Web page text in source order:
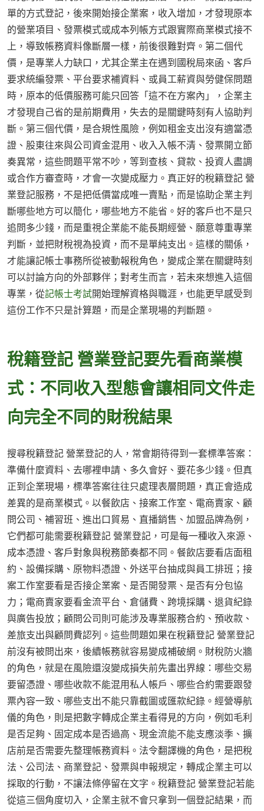
單的方式登記，後來開始接企業案，收入增加，才發現原本
的營業項目、發票模式或成本列帳方式跟實際商業模式接不
上，導致帳務資料像斷層一樣，前後很難對齊。第二個代
價，是專業人力缺口，尤其企業主在遇到國稅局來函、客戶
要求統編發票、平台要求補資料、或員工薪資與勞健保問題
時，原本的低價服務可能只回答「這不在方案內」，企業主
才發現自己省的是前期費用，失去的是關鍵時刻有人協助判
斷。第三個代價，是合規性風險，例如租金支出沒有適當憑
證、股東往來與公司資金混用、收入入帳不清、發票開立節
奏異常，這些問題平常不吵，等到查核、貸款、投資人盡調
或合作方審查時，才會一次變成壓力。真正好的稅籍登記 營
業登記服務，不是把低價當成唯一賣點，而是協助企業主判
斷哪些地方可以簡化，哪些地方不能省。好的客戶也不是只
追問多少錢，而是重視企業能不能長期經營、願意尊重專業
判斷，並把財稅視為投資，而不是單純支出。這樣的關係，
才能讓記帳士事務所從被動報稅角色，變成企業在關鍵時刻
可以討論方向的外部夥伴；對考生而言，若未來想進入這個
專業，從記帳士考試開始理解資格與職涯，也能更早感受到
這份工作不只是計算題，而是企業現場的判斷題。
稅籍登記 營業登記要先看商業模
式：不同收入型態會讓相同文件走
向完全不同的財稅結果
搜尋稅籍登記 營業登記的人，常會期待得到一套標準答案：
準備什麼資料、去哪裡申請、多久會好、要花多少錢。但真
正到企業現場，標準答案往往只處理表層問題，真正會造成
差異的是商業模式。以餐飲店、接案工作室、電商賣家、顧
問公司、補習班、進出口貿易、直播銷售、加盟品牌為例，
它們都可能需要稅籍登記 營業登記，可是每一種收入來源、
成本憑證、客戶對象與稅務節奏都不同。餐飲店要看店面租
約、設備採購、原物料憑證、外送平台抽成與員工排班；接
案工作室要看是否接企業案、是否開發票、是否有分包協
力；電商賣家要看金流平台、倉儲費、跨境採購、退貨紀錄
與廣告投放；顧問公司則可能涉及專業服務合約、預收款、
差旅支出與顧問費認列。這些問題如果在稅籍登記 營業登記
前沒有被問出來，後續帳務就容易變成補破網。財稅防火牆
的角色，就是在風險還沒變成損失前先畫出界線：哪些交易
要留憑證、哪些收款不能混用私人帳戶、哪些合約需要跟發
票內容一致、哪些支出不能只靠截圖或匯款紀錄。經營導航
儀的角色，則是把數字轉成企業主看得見的方向，例如毛利
是否足夠、固定成本是否過高、現金流能不能支應淡季、擴
店前是否需要先整理帳務資料。法令翻譯機的角色，是把稅
法、公司法、商業登記、發票與申報規定，轉成企業主可以
採取的行動，不讓法條停留在文字。稅籍登記 營業登記若能
從這三個角度切入，企業主就不會只拿到一個登記結果，而